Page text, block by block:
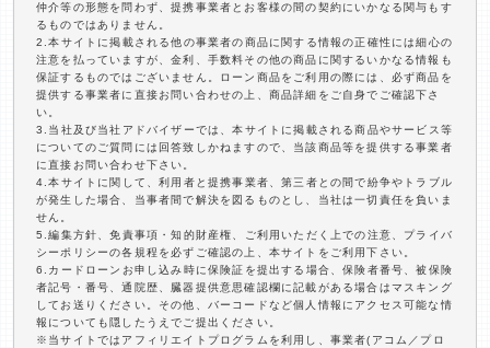
仲介等の形態を問わず、提携事業者とお客様の間の契約にいかなる関与もす
るものではありません。
2.本サイトに掲載される他の事業者の商品に関する情報の正確性には細心の
注意を払っていますが、金利、手数料その他の商品に関するいかなる情報も
保証するものではございません。ローン商品をご利用の際には、必ず商品を
提供する事業者に直接お問い合わせの上、商品詳細をご自身でご確認下さ
い。
3.当社及び当社アドバイザーでは、本サイトに掲載される商品やサービス等
についてのご質問には回答致しかねますので、当該商品等を提供する事業者
に直接お問い合わせ下さい。
4.本サイトに関して、利用者と提携事業者、第三者との間で紛争やトラブル
が発生した場合、当事者間で解決を図るものとし、当社は一切責任を負いま
せん。
5.編集方針、免責事項・知的財産権、ご利用いただく上での注意、プライバ
シーポリシーの各規程を必ずご確認の上、本サイトをご利用下さい。
6.カードローンお申し込み時に保険証を提出する場合、保険者番号、被保険
者記号・番号、通院歴、臓器提供意思確認欄に記載がある場合はマスキング
してお送りください。その他、バーコードなど個人情報にアクセス可能な情
報についても隠したうえでご提出ください。
※当サイトではアフィリエイトプログラムを利用し、事業者(アコム／プロ